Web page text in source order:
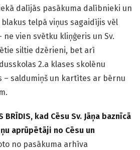
dalījās pasākuma dalībnieki un
telpā viņus sagaidījis vēl
vien svētku kliņģeris un Sv.
siltie dzērieni, bet arī
2.a klases skolēnu
– saldumiņš un kartītes ar bērnu
BRĪDIS, kad Cēsu Sv. Jāņa baznīcā
aprūpētāji no Cēsu un
no pasākuma arhīva